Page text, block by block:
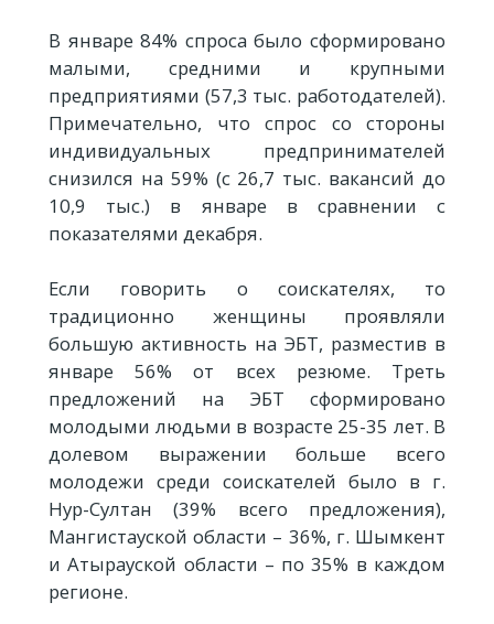
В январе 84% спроса было сформировано
малыми, средними и крупными
предприятиями (57,3 тыс. работодателей).
Примечательно, что спрос со стороны
индивидуальных предпринимателей
снизился на 59% (с 26,7 тыс. вакансий до
10,9 тыс.) в январе в сравнении с
показателями декабря.
Если говорить о соискателях, то
традиционно женщины проявляли
большую активность на ЭБТ, разместив в
январе 56% от всех резюме. Треть
предложений на ЭБТ сформировано
молодыми людьми в возрасте 25-35 лет. В
долевом выражении больше всего
молодежи среди соискателей было в г.
Нур-Султан (39% всего предложения),
Мангистауской области – 36%, г. Шымкент
и Атырауской области – по 35% в каждом
регионе.